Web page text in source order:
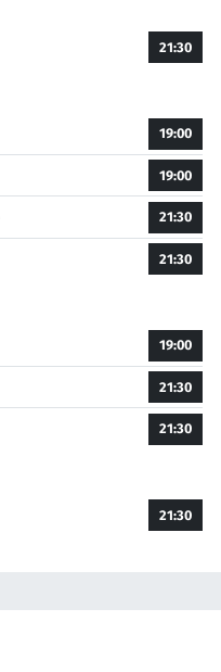
21:30
19:00
19:00
21:30
21:30
19:00
21:30
21:30
21:30